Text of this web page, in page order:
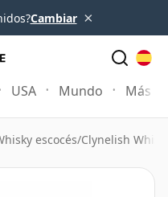
Cambiar ×
USA Mundo Más
escocés/Clynelish